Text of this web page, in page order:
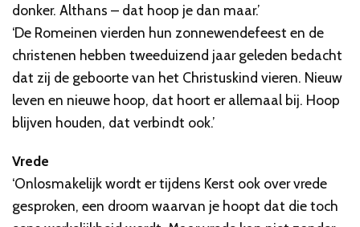
donker. Althans – dat hoop je dan maar.’
‘De Romeinen vierden hun zonnewendefeest en de
christenen hebben tweeduizend jaar geleden bedacht
dat zij de geboorte van het Christuskind vieren. Nieuw
leven en nieuwe hoop, dat hoort er allemaal bij. Hoop
blijven houden, dat verbindt ook.’
Vrede
‘Onlosmakelijk wordt er tijdens Kerst ook over vrede
gesproken, een droom waarvan je hoopt dat die toch